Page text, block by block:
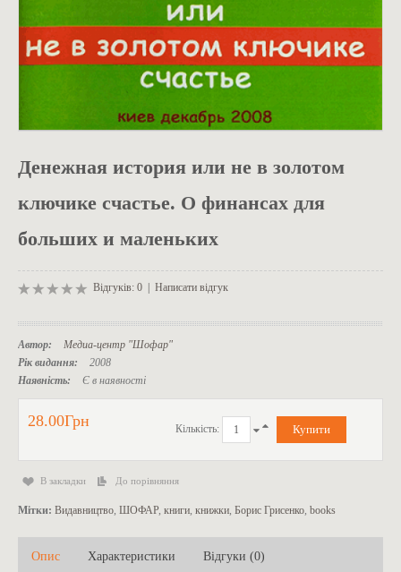
Денежная история или не в золотом
ключике счастье. О финансах для
больших и маленьких
Відгуків: 0 Написати відгук
Автор:
Медиа-центр "Шофар"
Рік видання:
2008
Наявність:
Є в наявності
28.00Грн Кількість:
В закладки До порівняння
Мітки: Видавництво, ШОФАР, книги, книжки, Борис Грисенко, books
Опис Характеристики Відгуки (0)